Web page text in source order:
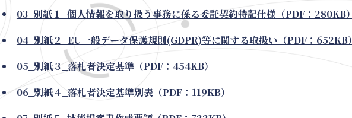
03_別紙１_個人情報を取り扱う事務に係る委託契約特記仕様（PDF：280KB）
04_別紙２_EU一般データ保護規則(GDPR)等に関する取扱い（PDF：652KB）
05_別紙３_落札者決定基準（PDF：454KB）
06_別紙４_落札者決定基準別表（PDF：119KB）